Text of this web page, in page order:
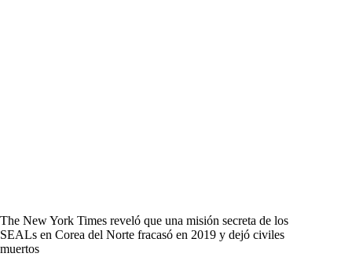
The New York Times reveló que una misión secreta de los
SEALs en Corea del Norte fracasó en 2019 y dejó civiles
muertos